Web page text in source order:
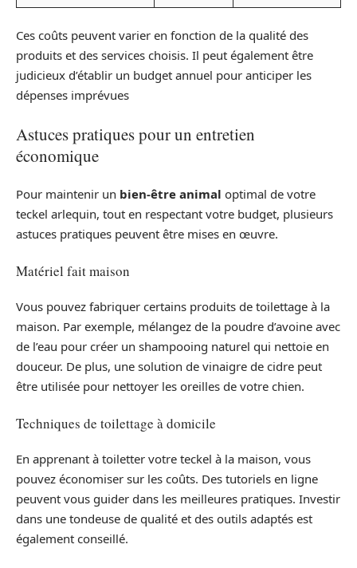
Ces coûts peuvent varier en fonction de la qualité des
produits et des services choisis. Il peut également être
judicieux d’établir un budget annuel pour anticiper les
dépenses imprévues
Astuces pratiques pour un entretien
économique
Pour maintenir un bien-être animal optimal de votre
teckel arlequin, tout en respectant votre budget, plusieurs
astuces pratiques peuvent être mises en œuvre.
Matériel fait maison
Vous pouvez fabriquer certains produits de toilettage à la
maison. Par exemple, mélangez de la poudre d’avoine avec
de l’eau pour créer un shampooing naturel qui nettoie en
douceur. De plus, une solution de vinaigre de cidre peut
être utilisée pour nettoyer les oreilles de votre chien.
Techniques de toilettage à domicile
En apprenant à toiletter votre teckel à la maison, vous
pouvez économiser sur les coûts. Des tutoriels en ligne
peuvent vous guider dans les meilleures pratiques. Investir
dans une tondeuse de qualité et des outils adaptés est
également conseillé.